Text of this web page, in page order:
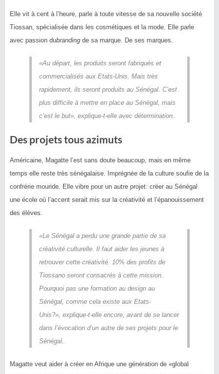
Elle vit à cent à l’heure, parle à toute vitesse de sa nouvelle société
Tiossan, spécialisée dans les cosmétiques et la mode. Elle parle
avec passion dubranding de sa marque. De ses marques.
«Au départ, les produits seront fabriqués et
commercialisés aux Etats-Unis. Mais très
rapidement, ils seront produits au Sénégal. C’est
plus difficile à mettre en place au Sénégal, mais
c’est le but», explique-t-elle avec détermination.
Des projets tous azimuts
Américaine, Magatte l’est sans doute beaucoup, mais en même
temps elle reste très sénégalaise. Imprégnée de la culture soufie de la
confrérie mouride. Elle vibre pour un autre projet: créer au Sénégal
une école où l’accent serait mis sur la créativité et l’épanouissement
des élèves.
«Le Sénégal a perdu une grande partie de sa
créativité culturelle. Il faut aider les jeunes à
retrouver cette créativité. 10% des profits de
Tiossano seront consacrés à cette mission.
Pourquoi pas une formation au design au
Sénégal, comme cela existe aux Etats-
Unis?», explique-t-elle encore, avant de se lancer
dans l’évocation d’un autre de ses projets pour le
Sénégal.
Magatte veut aider à créer en Afrique une génération de «global